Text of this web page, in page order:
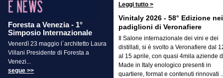
Foresta a Venezia - 1°
Simposio Internazionale
Venerdì 23 maggio l`architetto Laura
Villani Presidente di Foresta a
Venezi...
segue >>
Leggi tutto >
Vinitaly 2026 - 58° Edizione nei
padiglioni di Veronafiere
Il Salone internazionale dei vini e dei
distillati, si è svolto a Veronafiere dal
al 15 aprile, con quasi 4mila aziende
Made in Italy enologico presenti in
quartiere, format e contenuti rinnovati